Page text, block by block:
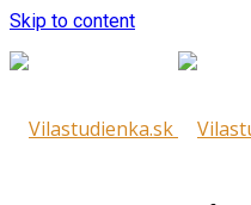
Skip to content